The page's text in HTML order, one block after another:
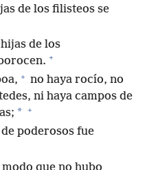
de los filisteos se
de los
+
+ no haya rocío, no
ni haya campos de
* +
poderosos fue
que no hubo